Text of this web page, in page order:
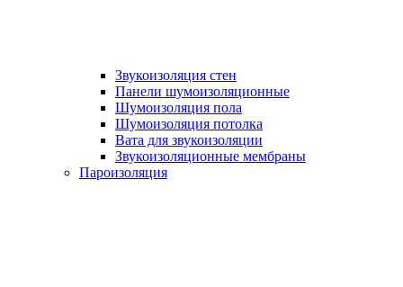
Звукоизоляция стен
Панели шумоизоляционные
Шумоизоляция пола
Шумоизоляция потолка
Вата для звукоизоляции
Звукоизоляционные мембраны
Пароизоляция